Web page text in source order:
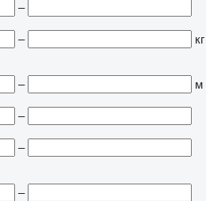
–
–
кг
–
м
–
–
–